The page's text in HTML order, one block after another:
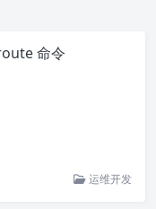
命令
运维开发